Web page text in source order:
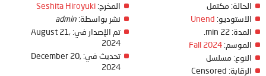
الحالة: مكتمل
الاستوديو: Unend
المدة:
الموسم: Fall 2024
النوع: مسلسل
الرقابة:
المخرج: Seshita Hiroyuki
نشر بواسطة: admin
تم الإصدار في: August 21,
2024
تحديث في: December 20,
2024